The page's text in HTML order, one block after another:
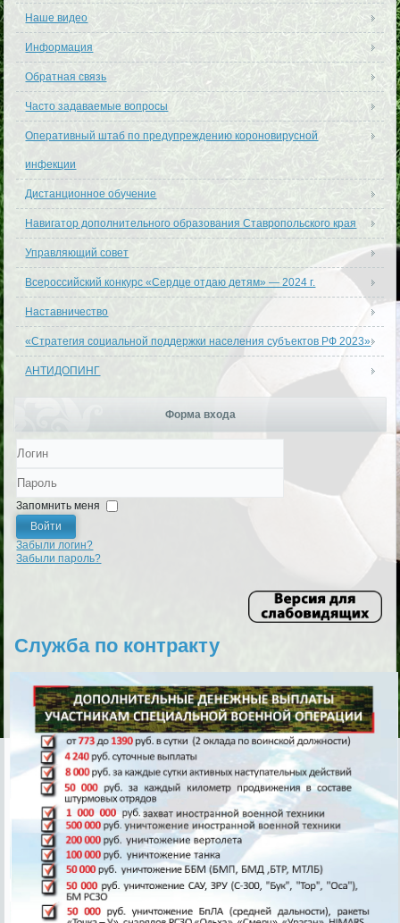
Наше видео
Информация
Обратная связь
Часто задаваемые вопросы
Оперативный штаб по предупреждению короновирусной
инфекции
Дистанционное обучение
Навигатор дополнительного образования Ставропольского края
Управляющий совет
Всероссийский конкурс «Сердце отдаю детям» — 2024 г.
Наставничество
«Стратегия социальной поддержки населения субъектов РФ 2023»
АНТИДОПИНГ
Форма входа
Пароль
Запомнить меня
Войти
Забыли логин?
Забыли пароль?
Служба по контракту